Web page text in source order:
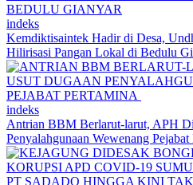
indeks
Kemdiktisaintek Hadir di Desa,
Hilirisasi Pangan Lokal di Bedulu
indeks
Antrian BBM Berlarut-larut, APH
Penyalahgunaan Wewenang Pejabat